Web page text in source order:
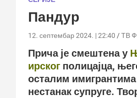
Пандур
12. септембар 2024. | 22:40 ТВ
Прича је смештена у
ирског полицајца,
осталим
нестанак супруге.